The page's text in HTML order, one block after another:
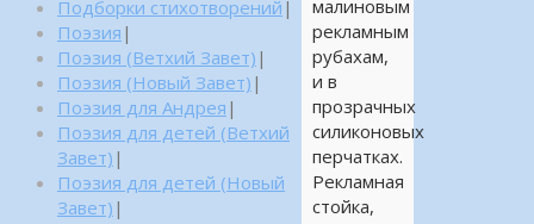
малиновым
рекламным
рубахам,
и в
прозрачных
силиконовых
перчатках.
Рекламная
стойка,
Подборки стихотворений |
Поэзия |
Поэзия (Ветхий Завет) |
Поэзия (Новый Завет) |
Поэзия для Андрея |
Поэзия для детей (Ветхий
Завет) |
Поэзия для детей (Новый
Завет) |